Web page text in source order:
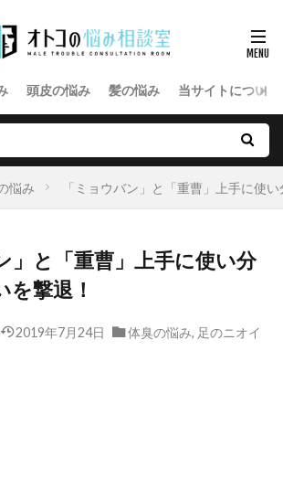
頭皮の悩み 髪の悩み 当サイトについて
悩み 「ミョウバン」と「重曹」上手に使
」と「重曹」上手に使い分
を撃退！
2019年7月24日 体臭の悩み, 足のニオイ